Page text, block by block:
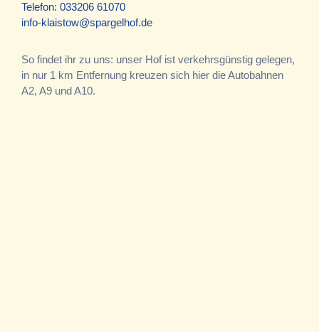
Telefon: 033206 61070
info-klaistow@spargelhof.de
So findet ihr zu uns: unser Hof ist verkehrsgünstig gelegen,
in nur 1 km Entfernung kreuzen sich hier die Autobahnen
A2, A9 und A10.